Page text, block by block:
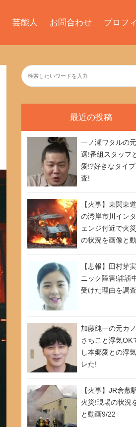
芸能人 お問合わせ プロフ
最近の投稿
一ノ瀬ワタルの
選!番組スタッフ
愛!?好きなタイ
査!
【火事】東関東
の湾岸市川イン
ェンジ付近で火
の状況を画像と
【悲報】田村芽
ニック障害!誹謗
受けた理由を調
加藤純一の元カ
さちこと浮気OK
し本郷愛との浮
レた!
【火事】JR倉敷
火災!現場の状況
と動画9/22